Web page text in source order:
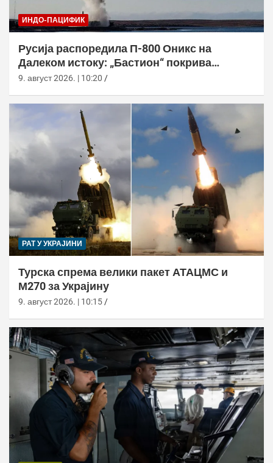
ИНДО-ПАЦИФИК
Русија распоредила П-800 Оникс на
Далеком истоку: „Бастион“ покрива
Куриле, Камчатку и Чукотку
9. август 2026. | 10:20
РАТ У УКРАЈИНИ
Турска спрема велики пакет АТАЦМС и
М270 за Украјину
9. август 2026. | 10:15